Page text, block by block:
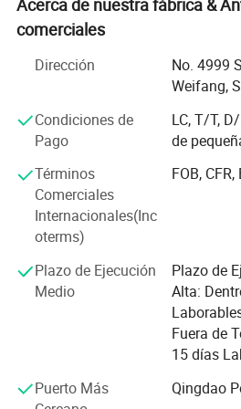
papel y etiquetas, etc.
con un total de activos de más de
nuestra fábrica cubre un área de
máquinas de primera clase
embalaje, Como la prensa offset
máquina de encolado Bobst, las
estampación de papel de aluminio
automáticas, las máquinas de
de pegar ventanas. Con diferencia
certificaciones ISO 14001, ISO
Sedex. Nuestra capacidad de
millones de cajas de papel y 25
Nuestra fábrica cuenta con 380
Diseño. La gente del sol es
Acerca de nuestra fábrica &
comerciales
Dirección
No. 4999
Weifang,
Condiciones de
Pago
LC, T/T,
de
Términos
Comerciales
Internacionales(Inc
oterms)
FOB, CFR,
Plazo de Ejecución
Medio
Plazo de
Alta:
Fuera de
15 días
Puerto Más
Qingdao